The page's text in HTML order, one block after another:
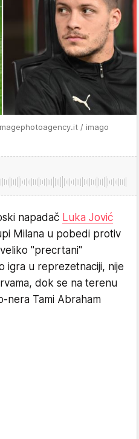
/ imago
napadač Luka Jović
Milana u pobedi protiv
"precrtani"
igra u reprezetnaciji, nije
dok se na terenu
nera Tami Abraham